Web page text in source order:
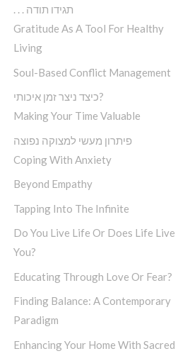
. . . תגידו תודה
Gratitude As A Tool For Healthy
Living
Soul-Based Conflict Management
כיצד ניצר זמן איכותי?
Making Your Time Valuable
פיתרון מעשי למצוקה נפוצה
Coping With Anxiety
Beyond Empathy
Tapping Into The Infinite
Do You Live Life Or Does Life Live
You?
Educating Through Love Or Fear?
Finding Balance: A Contemporary
Paradigm
Enhancing Your Home With Sacred